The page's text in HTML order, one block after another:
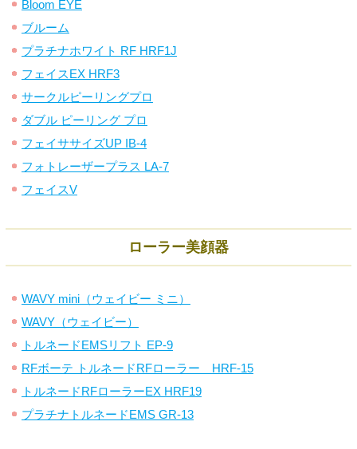
Bloom EYE
ブルーム
プラチナホワイト RF HRF1J
フェイスEX HRF3
サークルピーリングプロ
ダブル ピーリング プロ
フェイササイズUP IB-4
フォトレーザープラス LA-7
フェイスV
ローラー美顔器
WAVY mini（ウェイビー ミニ）
WAVY（ウェイビー）
トルネードEMSリフト EP-9
RFボーテ トルネードRFローラー HRF-15
トルネードRFローラーEX HRF19
プラチナトルネードEMS GR-13